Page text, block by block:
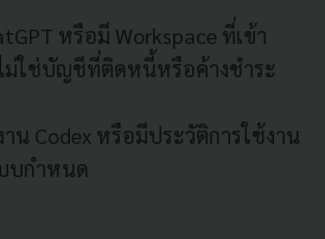
หรือมี Workspace ที่เข้า
ม่ใช่บัญชีที่ติดหนี้หรือค้างชำระ
น Codex หรือมีประวัติการใช้งาน
บกำหนด